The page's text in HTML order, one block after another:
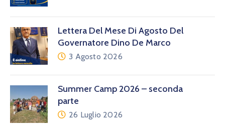
Lettera Del Mese Di Agosto Del
Governatore Dino De Marco
3 Agosto 2026
Summer Camp 2026 – seconda
parte
26 Luglio 2026